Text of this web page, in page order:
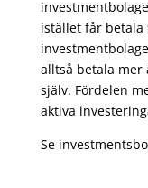
istället får betala
alltså betala mer
själv. Fördelen
aktiva
Se